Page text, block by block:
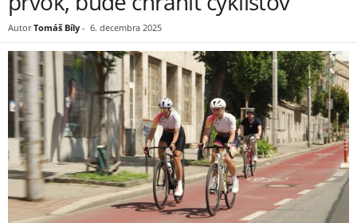
Autor Tomáš Bíly - 6. decembra 2025